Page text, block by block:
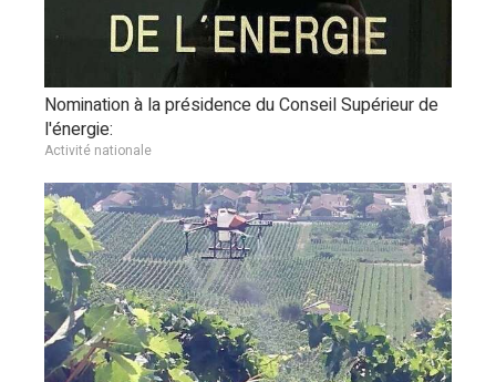
Nomination à la présidence du Conseil Supérieur de
l'énergie:
Activité nationale